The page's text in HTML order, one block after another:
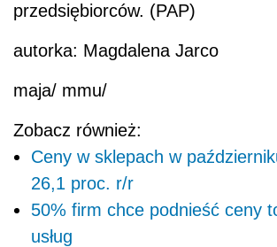
przedsiębiorców. (PAP)
autorka: Magdalena Jarco
maja/ mmu/
Zobacz również:
Ceny w sklepach w
26,1 proc. r/r
50% firm chce podnieść ceny
usług